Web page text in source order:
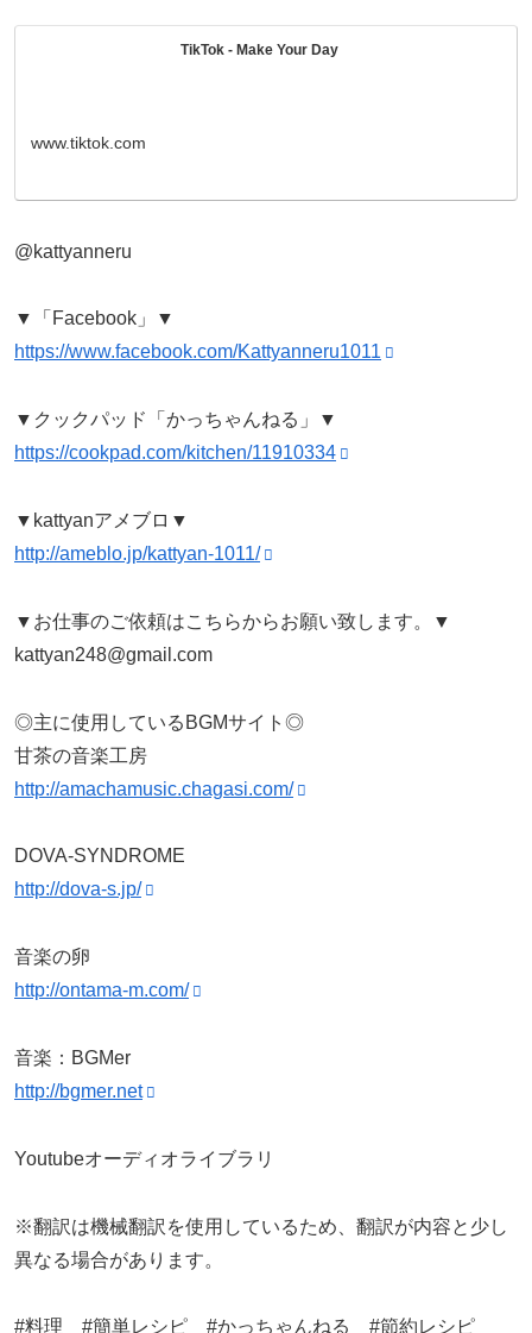
TikTok - Make Your Day
www.tiktok.com
@kattyanneru
▼「Facebook」▼
https://www.facebook.com/Kattyanneru1011
▼クックパッド「かっちゃんねる」▼
https://cookpad.com/kitchen/11910334
▼kattyanアメブロ▼
http://ameblo.jp/kattyan-1011/
▼お仕事のご依頼はこちらからお願い致します。▼
kattyan248@gmail.com
◎主に使用しているBGMサイト◎
甘茶の音楽工房
http://amachamusic.chagasi.com/
DOVA-SYNDROME
http://dova-s.jp/
音楽の卵
http://ontama-m.com/
音楽：BGMer
http://bgmer.net
Youtubeオーディオライブラリ
※翻訳は機械翻訳を使用しているため、翻訳が内容と少し
異なる場合があります。
#料理 #簡単レシピ #かっちゃんねる #節約レシピ